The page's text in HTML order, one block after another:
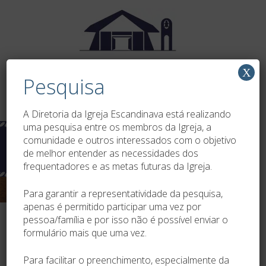
Pesquisar
F
ac
T
w
Li
n
W
h
S
h
Pesquisa
A Diretoria da Igreja Escandinava está realizando
uma pesquisa entre os membros da Igreja, a
comunidade e outros interessados com o objetivo
de melhor entender as necessidades dos
frequentadores e as metas futuras da Igreja.
Para garantir a representatividade da pesquisa,
apenas é permitido participar uma vez por
pessoa/família e por isso não é possível enviar o
formulário mais que uma vez.
Para facilitar o preenchimento, especialmente da
X